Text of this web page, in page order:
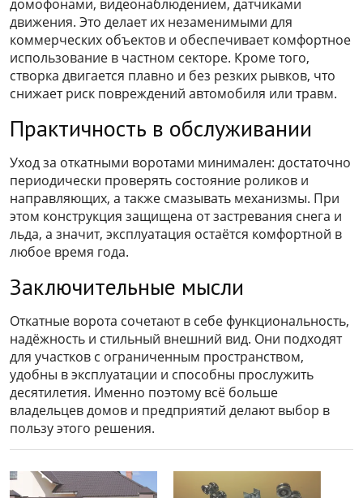
домофонами, видеонаблюдением, датчиками
движения. Это делает их незаменимыми для
коммерческих объектов и обеспечивает комфортное
использование в частном секторе. Кроме того,
створка двигается плавно и без резких рывков, что
снижает риск повреждений автомобиля или травм.
Практичность в обслуживании
Уход за откатными воротами минимален: достаточно
периодически проверять состояние роликов и
направляющих, а также смазывать механизмы. При
этом конструкция защищена от застревания снега и
льда, а значит, эксплуатация остаётся комфортной в
любое время года.
Заключительные мысли
Откатные ворота сочетают в себе функциональность,
надёжность и стильный внешний вид. Они подходят
для участков с ограниченным пространством,
удобны в эксплуатации и способны прослужить
десятилетия. Именно поэтому всё больше
владельцев домов и предприятий делают выбор в
пользу этого решения.